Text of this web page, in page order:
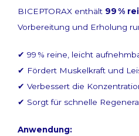
BICEPTORAX enthält 99 %
Vorbereitung und Erholung
✔ 99 % reine, leicht
✔ Fördert Muskelkraft und
✔ Verbessert die
✔ Sorgt für schnelle
Anwendung: